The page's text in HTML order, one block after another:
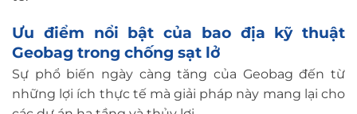
Ưu điểm nổi bật của bao địa kỹ thuật
Geobag trong chống sạt lở
Sự phổ biến ngày càng tăng của Geobag đến từ
những lợi ích thực tế mà giải pháp này mang lại cho